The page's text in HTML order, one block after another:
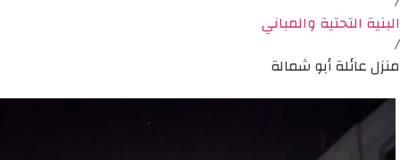
البنية التحتية والمباني
/
منزل عائلة أبو شمالة